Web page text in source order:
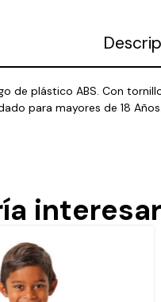
de plástico ABS. Con
para mayores de 18 Años.
interesar